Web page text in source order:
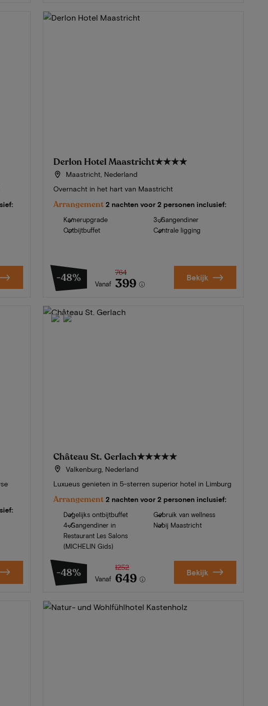
Derlon Hotel Maastricht★★★★
Maastricht, Nederland
Overnacht in het hart van Maastricht
Arrangement 2 nachten voor 2 personen inclusief:
Kamerupgrade
Ontbijtbuffet
3-Gangendiner
Centrale ligging
-48% Vanaf
764
399 Bekijk
Château St. Gerlach★★★★★
Valkenburg, Nederland
Luxueus genieten in 5-sterren superior hotel in Limburg
Arrangement 2 nachten voor 2 personen inclusief:
Dagelijks ontbijtbuffet
4-Gangendiner in
Restaurant Les Salons
(MICHELIN Gids)
Gebruik van wellness
Nabij Maastricht
-48% Vanaf
1252
649 Bekijk